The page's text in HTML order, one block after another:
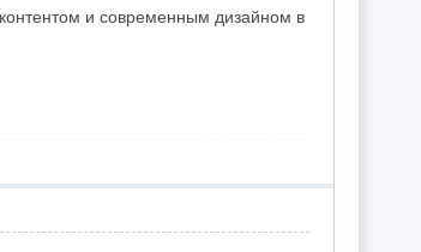
и современным дизайном в